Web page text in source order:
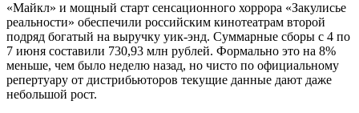
«Майкл» и мощный старт сенсационного хоррора «Закулисье
реальности» обеспечили российским кинотеатрам второй
подряд богатый на выручку уик-энд. Суммарные сборы с 4 по
7 июня составили 730,93 млн рублей. Формально это на 8%
меньше, чем было неделю назад, но чисто по официальному
репертуару от дистрибьюторов текущие данные дают даже
небольшой рост.